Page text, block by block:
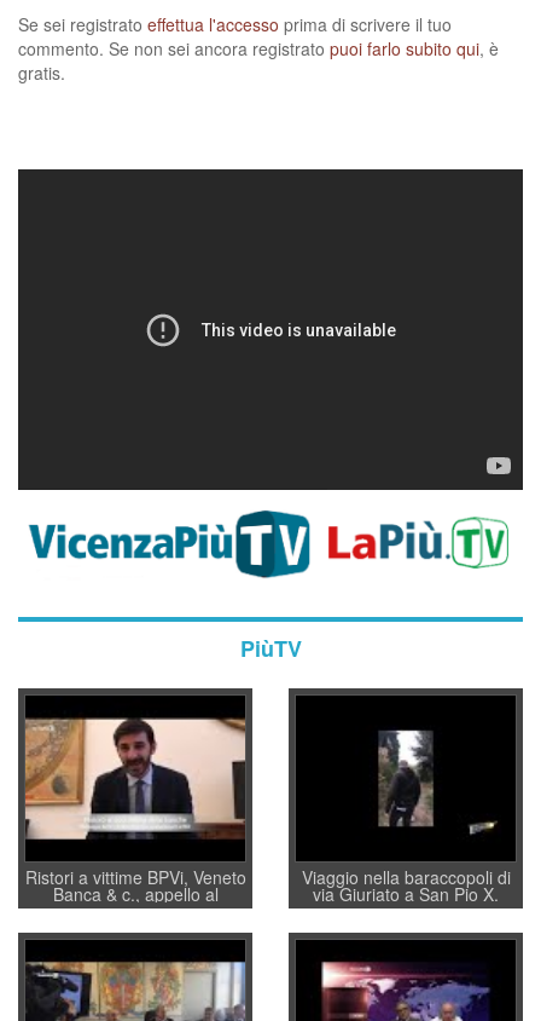
Se sei registrato effettua l'accesso prima di scrivere il tuo
commento. Se non sei ancora registrato puoi farlo subito qui, è
gratis.
PiùTV
Ristori a vittime BPVi, Veneto
Banca & c., appello al
sottosegretario Alessio
Villarosa: per mettere ordine
convochi con Di Maio CNCU
a supporto della cabina di
regia al Mef
Viaggio nella baraccopoli di
via Giuriato a San Pio X.
Vicenza ai Vicentini: “faremo
un regalo di Natale ai
residenti”